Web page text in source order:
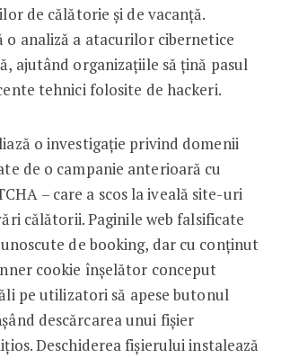
de călătorie și de vacanță.
analiză a atacurilor cibernetice
ajutând organizațiile să țină pasul
tehnici folosite de hackeri.
o investigație privind domenii
de o campanie anterioară cu
– care a scos la iveală site-uri
călătorii. Paginile web falsificate
de booking, dar cu conținut
cookie înșelător conceput
pe utilizatori să apese butonul
descărcarea unui fișier
Deschiderea fișierului instalează